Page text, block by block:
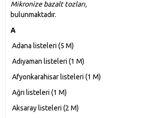
Mikronize bazalt tozları,
bulunmaktadır.
A
Adana listeleri‎ (5 M)
Adıyaman listeleri‎ (1 M)
Afyonkarahisar listeleri‎ (1 M)
Ağrı listeleri‎ (1 M)
Aksaray listeleri‎ (2 M)